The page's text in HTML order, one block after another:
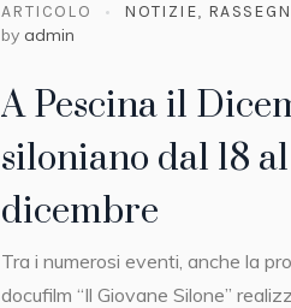
ARTICOLO NOTIZIE,
by admin
A Pescina il
siloniano dal 18
dicembre
Tra i numerosi eventi, anche la
docufilm “Il Giovane Silone”